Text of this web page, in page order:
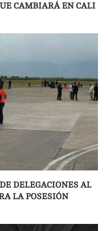
CAMBIARÁ EN CALI
DELEGACIONES AL
LA POSESIÓN